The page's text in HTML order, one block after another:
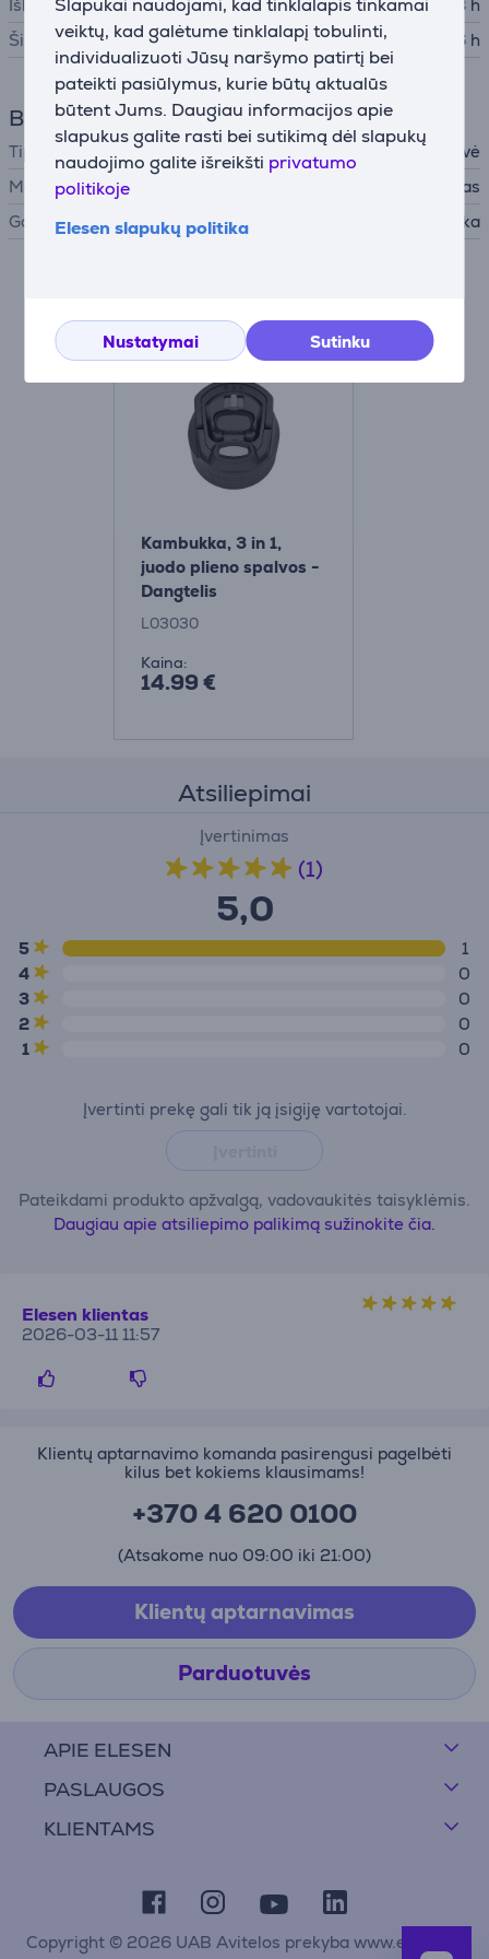
Slapukai naudojami, kad tinklalapis tinkamai
veiktų, kad galėtume tinklalapį tobulinti,
individualizuoti Jūsų naršymo patirtį bei
pateikti pasiūlymus, kurie būtų aktualūs
būtent Jums. Daugiau informacijos apie
slapukus galite rasti bei sutikimą dėl slapukų
naudojimo galite išreikšti privatumo
politikoje
Elesen slapukų politika
Nustatymai Sutinku
Išlaiko šaltį
48 h
Šilumos palaikymas
16 h
Bendri parametrai
Tipas
Termo gertuvė
Medžiaga
Nerūdijantis plienas
Gamintojas
Kambukka
Kambukka, 3 in 1,
juodo plieno spalvos -
Dangtelis
L03030
Kaina:
14.99 €
Atsiliepimai
Įvertinimas
(1)
5,0
5
1
4
0
3
0
2
0
1
0
Įvertinti prekę gali tik ją įsigiję vartotojai.
Pateikdami produkto apžvalgą, vadovaukitės taisyklėmis.
Daugiau apie atsiliepimo palikimą sužinokite čia.
Elesen klientas
2026-03-11 11:57
APIE ELESEN
PASLAUGOS
KLIENTAMS
Klientų aptarnavimo komanda pasirengusi pagelbėti
kilus bet kokiems klausimams!
+370 4 620 0100
(Atsakome nuo 09:00 iki 21:00)
Klientų aptarnavimas
Parduotuvės
Copyright © 2026 UAB Avitelos prekyba www.elesen.lt